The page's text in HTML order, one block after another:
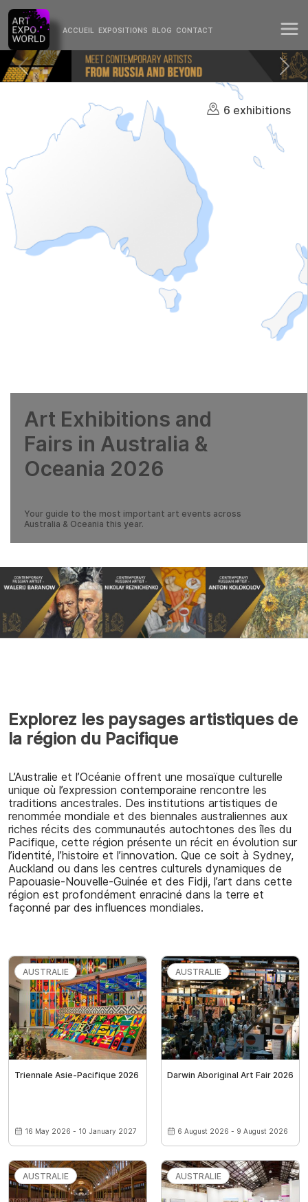
ACCUEIL EXPOSITIONS BLOG CONTACT
6 exhibitions
Art Exhibitions and
Fairs in Australia &
Oceania 2026
Your guide to the most important art events across
Australia & Oceania this year.
Explorez les paysages artistiques de
la région du Pacifique
L’Australie et l’Océanie offrent une mosaïque culturelle
unique où l’expression contemporaine rencontre les
traditions ancestrales. Des institutions artistiques de
renommée mondiale et des biennales australiennes aux
riches récits des communautés autochtones des îles du
Pacifique, cette région présente un récit en évolution sur
l’identité, l’histoire et l’innovation. Que ce soit à Sydney,
Auckland ou dans les centres culturels dynamiques de
Papouasie-Nouvelle-Guinée et des Fidji, l’art dans cette
région est profondément enraciné dans la terre et
façonné par des influences mondiales.
AUSTRALIE
Triennale Asie-Pacifique 2026
16 May 2026 - 10 January 2027
AUSTRALIE
Darwin Aboriginal Art Fair 2026
6 August 2026 - 9 August 2026
AUSTRALIE AUSTRALIE